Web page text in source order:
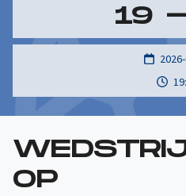
19
OP